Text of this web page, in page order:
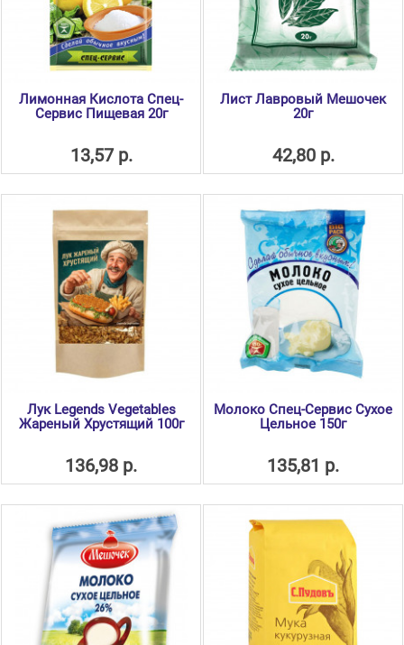
Лимонная Кислота Спец-
Сервис Пищевая 20г
13,57 р.
Лист Лавровый Мешочек
20г
42,80 р.
Лук Legends Vegetables
Жареный Хрустящий 100г
136,98 р.
Молоко Спец-Сервис Сухое
Цельное 150г
135,81 р.